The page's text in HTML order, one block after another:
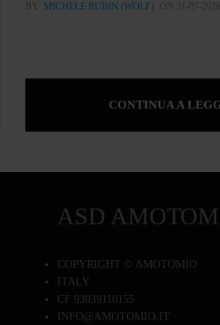
BY MICHELE RUBIN (WOLF) ON 31-07-
CONTINUA A
ASD
COPYRIGHT © AMOTOMIO
ITALY
CF 93039110155
INFO@AMOTOMIO.IT